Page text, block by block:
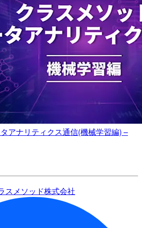
アナリティクス通信(機械学習編) –
スメソッド株式会社